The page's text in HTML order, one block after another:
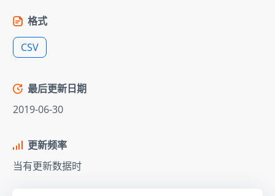
格式
CSV
最后更新日期
2019-06-30
更新频率
当有更新数据时